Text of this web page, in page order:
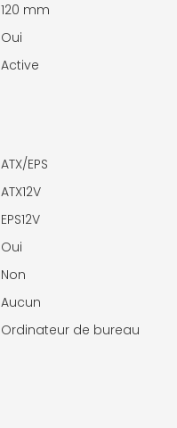
120 mm
Oui
Active
ATX/EPS
ATX12V
EPS12V
Oui
Non
Aucun
Ordinateur de bureau